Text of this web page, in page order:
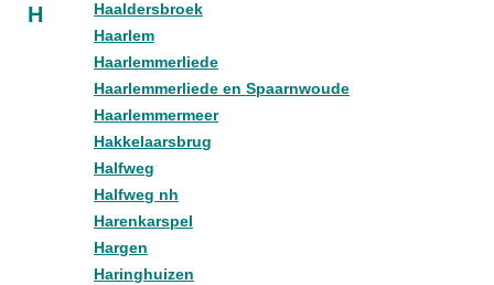
H
Haaldersbroek
Haarlem
Haarlemmerliede
Haarlemmerliede en Spaarnwoude
Haarlemmermeer
Hakkelaarsbrug
Halfweg
Halfweg nh
Harenkarspel
Hargen
Haringhuizen